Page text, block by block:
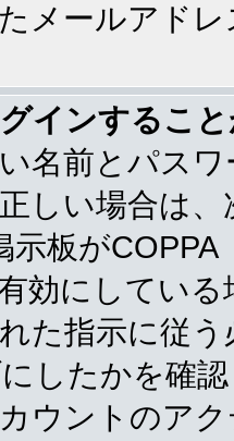
メールアド
インするこ
名前とパス
しい場合は
示板が
効にしてい
た指示に従
したかを確
ウントのア